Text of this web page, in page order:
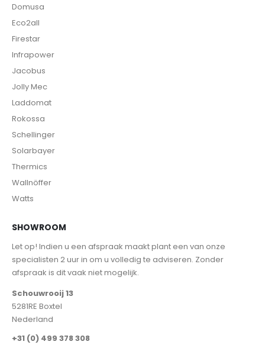
Domusa
Eco2all
Firestar
Infrapower
Jacobus
Jolly Mec
Laddomat
Rokossa
Schellinger
Solarbayer
Thermics
Wallnöffer
Watts
SHOWROOM
Let op! Indien u een afspraak maakt plant een van onze
specialisten 2 uur in om u volledig te adviseren. Zonder
afspraak is dit vaak niet mogelijk.
Schouwrooij 13
5281RE Boxtel
Nederland
+31 (0) 499 378 308